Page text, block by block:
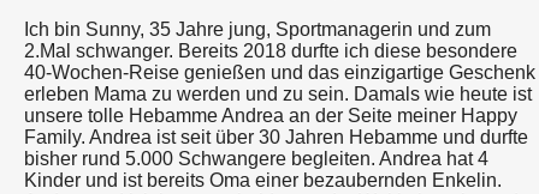
Ich bin Sunny, 35 Jahre jung, Sportmanagerin und zum
2.Mal schwanger. Bereits 2018 durfte ich diese besondere
40-Wochen-Reise genießen und das einzigartige Geschenk
erleben Mama zu werden und zu sein. Damals wie heute ist
unsere tolle Hebamme Andrea an der Seite meiner Happy
Family. Andrea ist seit über 30 Jahren Hebamme und durfte
bisher rund 5.000 Schwangere begleiten. Andrea hat 4
Kinder und ist bereits Oma einer bezaubernden Enkelin.